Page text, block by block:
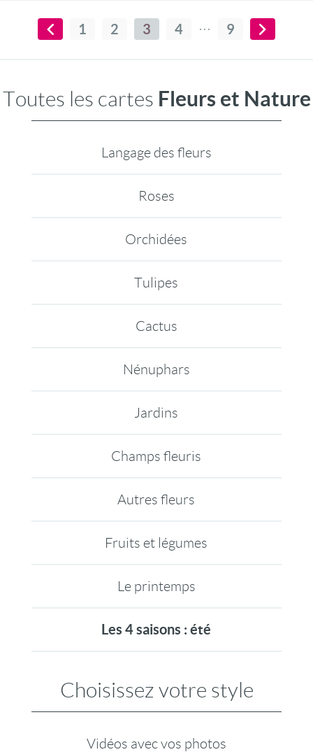
1 2 3 4 9
Toutes les cartes Fleurs et Nature
Langage des fleurs
Roses
Orchidées
Tulipes
Cactus
Nénuphars
Jardins
Champs fleuris
Autres fleurs
Fruits et légumes
Le printemps
Les 4 saisons : été
Choisissez votre style
Vidéos avec vos photos